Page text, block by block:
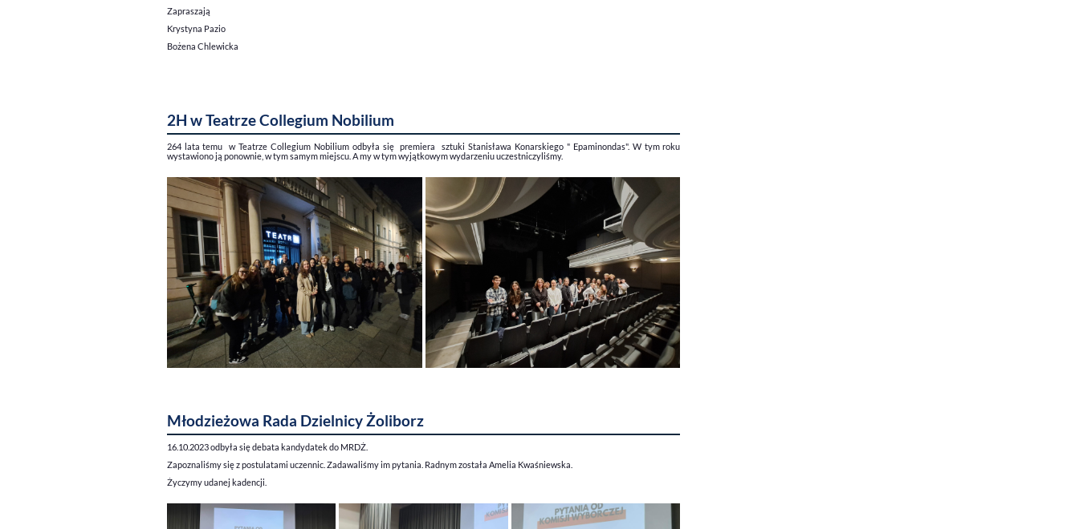
Zapraszają
Krystyna Pazio
Bożena Chlewicka
2H w Teatrze Collegium Nobilium
264 lata temu w Teatrze Collegium Nobilium odbyła się premiera sztuki Stanisława Konarskiego " Epaminondas". W tym roku
wystawiono ją ponownie, w tym samym miejscu. A my w tym wyjątkowym wydarzeniu uczestniczyliśmy.
Młodzieżowa Rada Dzielnicy Żoliborz
16.10.2023 odbyła się debata kandydatek do MRDŻ.
Zapoznaliśmy się z postulatami uczennic. Zadawaliśmy im pytania. Radnym została Amelia Kwaśniewska.
Życzymy udanej kadencji.